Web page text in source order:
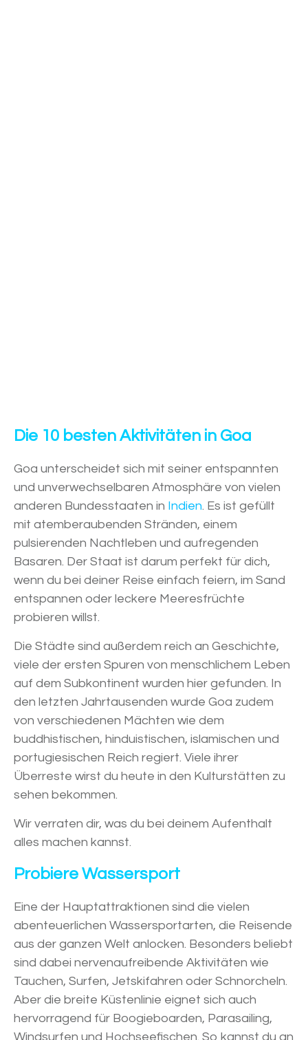
Die 10 besten Aktivitäten in Goa
Goa unterscheidet sich mit seiner entspannten
und unverwechselbaren Atmosphäre von vielen
anderen Bundesstaaten in Indien. Es ist gefüllt
mit atemberaubenden Stränden, einem
pulsierenden Nachtleben und aufregenden
Basaren. Der Staat ist darum perfekt für dich,
wenn du bei deiner Reise einfach feiern, im Sand
entspannen oder leckere Meeresfrüchte
probieren willst.
Die Städte sind außerdem reich an Geschichte,
viele der ersten Spuren von menschlichem Leben
auf dem Subkontinent wurden hier gefunden. In
den letzten Jahrtausenden wurde Goa zudem
von verschiedenen Mächten wie dem
buddhistischen, hinduistischen, islamischen und
portugiesischen Reich regiert. Viele ihrer
Überreste wirst du heute in den Kulturstätten zu
sehen bekommen.
Wir verraten dir, was du bei deinem Aufenthalt
alles machen kannst.
Probiere Wassersport
Eine der Hauptattraktionen sind die vielen
abenteuerlichen Wassersportarten, die Reisende
aus der ganzen Welt anlocken. Besonders beliebt
sind dabei nervenaufreibende Aktivitäten wie
Tauchen, Surfen, Jetskifahren oder Schnorcheln.
Aber die breite Küstenlinie eignet sich auch
hervorragend für Boogieboarden, Parasailing,
Windsurfen und Hochseefischen. So kannst du an